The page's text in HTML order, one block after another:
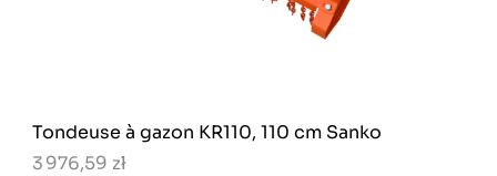
Tondeuse à gazon KR110, 110 cm Sanko
3 976,59 zł